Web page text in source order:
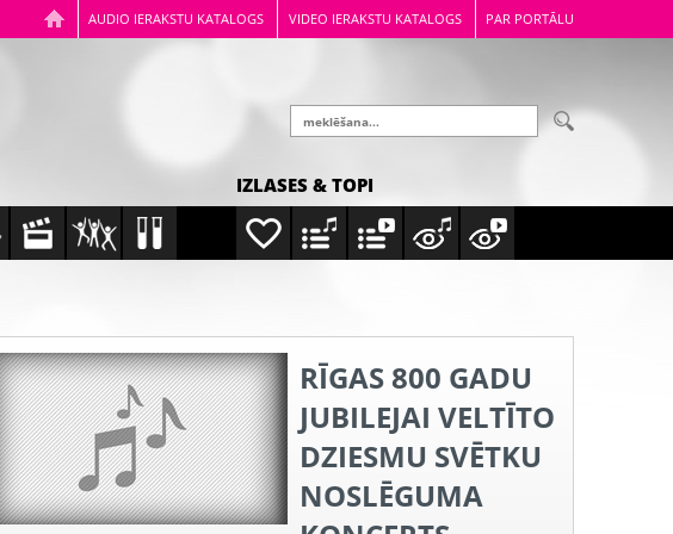
AUDIO IERAKSTU KATALOGS VIDEO IERAKSTU KATALOGS PAR PORTĀLU
IZLASES & TOPI
RĪGAS 800 GADU
JUBILEJAI VELTĪTO
DZIESMU SVĒTKU
NOSLĒGUMA